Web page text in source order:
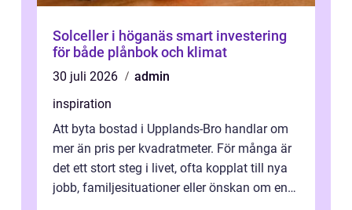
Solceller i höganäs smart investering
för både plånbok och klimat
30 juli 2026
admin
inspiration
Att byta bostad i Upplands-Bro handlar om
mer än pris per kvadratmeter. För många är
det ett stort steg i livet, ofta kopplat till nya
jobb, familjesituationer eller önskan om en